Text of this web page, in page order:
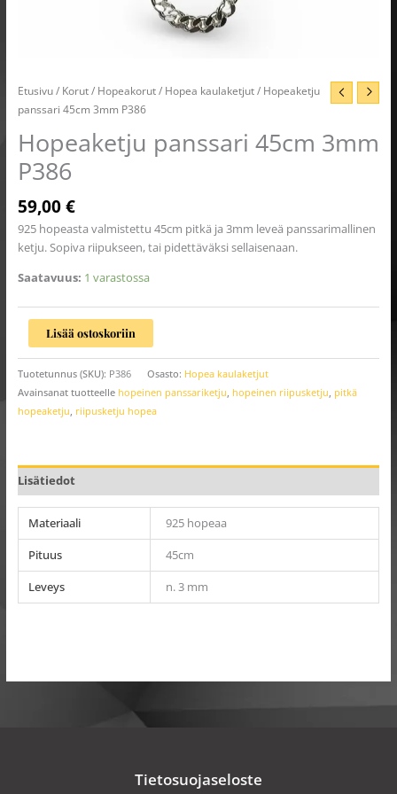
Etusivu/ Korut/ Hopeakorut/ Hopea kaulaketjut/ Hopeaketju
panssari 45cm 3mm P386
Hopeaketju panssari 45cm 3mm
P386
59,00€
925 hopeasta valmistettu 45cm pitkä ja 3mm leveä panssarimallinen
ketju. Sopiva riipukseen, tai pidettäväksi sellaisenaan.
Saatavuus: 1 varastossa
Lisää ostoskoriin
Tuotetunnus (SKU): P386 Osasto: Hopea kaulaketjut
Avainsanat tuotteelle hopeinen panssariketju, hopeinen riipusketju, pitkä
hopeaketju, riipusketju hopea
Lisätiedot
Materiaali
925 hopeaa
Pituus
45cm
Leveys
n. 3 mm
Tietosuojaseloste